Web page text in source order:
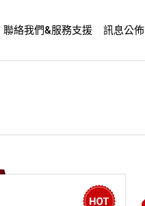
聯絡我們&服務支援 訊息公佈